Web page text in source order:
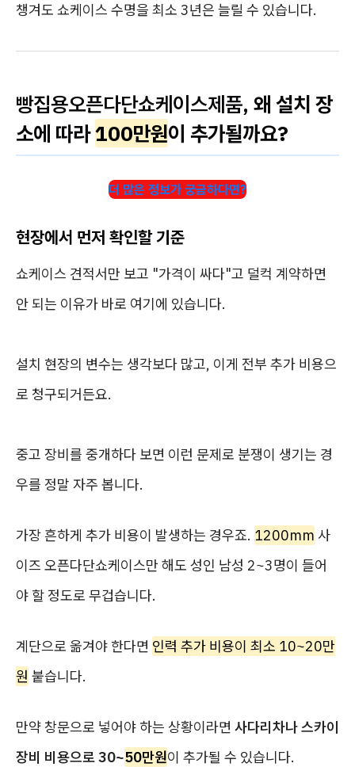
챙겨도 쇼케이스 수명을 최소 3년은 늘릴 수 있습니다.
빵집용오픈다단쇼케이스제품, 왜 설치 장
소에 따라100만원이 추가될까요?
더 많은 정보가 궁금하다면?
현장에서 먼저 확인할 기준
쇼케이스 견적서만 보고 "가격이 싸다"고 덜컥 계약하면
안 되는 이유가 바로 여기에 있습니다.
설치 현장의 변수는 생각보다 많고, 이게 전부 추가 비용으
로 청구되거든요.
중고 장비를 중개하다 보면 이런 문제로 분쟁이 생기는 경
우를 정말 자주 봅니다.
가장 흔하게 추가 비용이 발생하는 경우죠. 1200mm 사
이즈 오픈다단쇼케이스만 해도 성인 남성 2~3명이 들어
야 할 정도로 무겁습니다.
계단으로 옮겨야 한다면 인력 추가 비용이 최소 10~20만
원 붙습니다.
만약 창문으로 넣어야 하는 상황이라면 사다리차나 스카이
장비 비용으로 30~50만원이 추가될 수 있습니다.